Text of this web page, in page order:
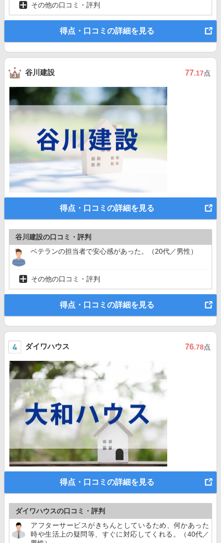
その他の口コミ・評判
得点・口コミの詳細を見る
谷川建設 77.17点
得点・口コミの詳細を見る
谷川建設の口コミ・評判
ベテランの担当者で安心感があった。（20代／男性）
その他の口コミ・評判
得点・口コミの詳細を見る
ダイワハウス 76.78点
得点・口コミの詳細を見る
ダイワハウスの口コミ・評判
アフターサービスがきちんとしているため、何かあった
時や生活上の疑問等、すぐに対応してくれる。（40代／